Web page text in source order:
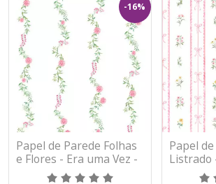
-16%
Papel de Parede Folhas
e Flores - Era uma Vez -
89853 - Vinílico
Papel
Listrado
89860 -